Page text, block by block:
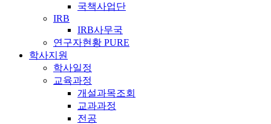
국책사업단
IRB
IRB사무국
연구자현황 PURE
학사지원
학사일정
교육과정
개설과목조회
교과과정
전공